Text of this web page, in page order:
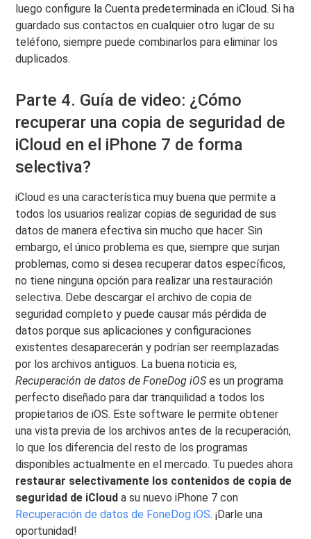
luego configure la Cuenta predeterminada en iCloud. Si ha
guardado sus contactos en cualquier otro lugar de su
teléfono, siempre puede combinarlos para eliminar los
duplicados.
Parte 4. Guía de video: ¿Cómo
recuperar una copia de seguridad de
iCloud en el iPhone 7 de forma
selectiva?
iCloud es una característica muy buena que permite a
todos los usuarios realizar copias de seguridad de sus
datos de manera efectiva sin mucho que hacer. Sin
embargo, el único problema es que, siempre que surjan
problemas, como si desea recuperar datos específicos,
no tiene ninguna opción para realizar una restauración
selectiva. Debe descargar el archivo de copia de
seguridad completo y puede causar más pérdida de
datos porque sus aplicaciones y configuraciones
existentes desaparecerán y podrían ser reemplazadas
por los archivos antiguos. La buena noticia es,
Recuperación de datos de FoneDog iOSes un programa
perfecto diseñado para dar tranquilidad a todos los
propietarios de iOS. Este software le permite obtener
una vista previa de los archivos antes de la recuperación,
lo que los diferencia del resto de los programas
disponibles actualmente en el mercado. Tu puedes ahora
restaurar selectivamente los contenidos de copia de
seguridad de iCloud a su nuevo iPhone 7 con
Recuperación de datos de FoneDog iOS. ¡Darle una
oportunidad!